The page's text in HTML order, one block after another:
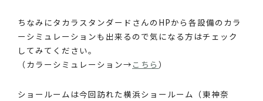
ちなみにタカラスタンダードさんのHPから各設備のカラ
ーシミュレーションも出来るので気になる方はチェック
してみてください。
（カラーシミュレーション→ こちら）
ショールームは今回訪れた横浜ショールーム（東神奈